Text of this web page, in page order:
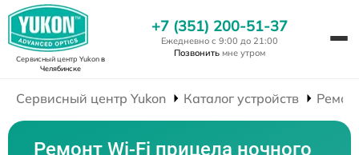
Сервисный центр Yukonв
Челябинске
+7 (351) 200-51-37
Ежедневно с 9:00 до 21:00
Позвонить мне утром
Сервисный центр Yukon Каталог устройств
Ремонт Wi-Fi прицела ночного